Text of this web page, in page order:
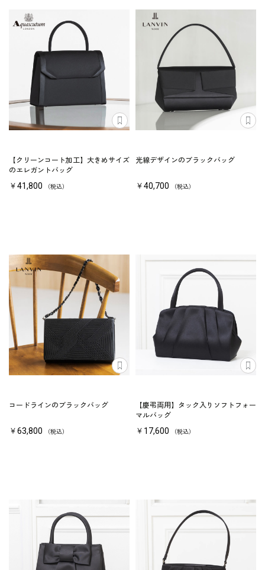
【クリーンコート加工】大きめサイズ
のエレガントバッグ
￥41,800 （税込）
光線デザインのブラックバッグ
￥40,700 （税込）
コードラインのブラックバッグ
￥63,800 （税込）
【慶弔両用】タック入りソフトフォー
マルバッグ
￥17,600 （税込）